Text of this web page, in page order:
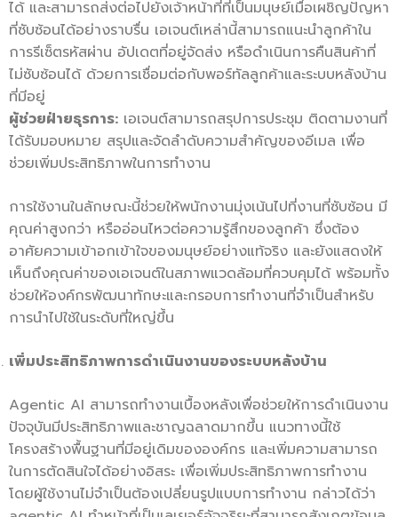
ได้ และสามารถส่งต่อไปยังเจ้าหน้าที่ที่เป็นมนุษย์เมื่อเผชิญปัญหา
ที่ซับซ้อนได้อย่างราบรื่น เอเจนต์เหล่านี้สามารถแนะนำลูกค้าใน
การรีเซ็ตรหัสผ่าน อัปเดตที่อยู่จัดส่ง หรือดำเนินการคืนสินค้าที่
ไม่ซับซ้อนได้ ด้วยการเชื่อมต่อกับพอร์ทัลลูกค้าและระบบหลังบ้าน
ที่มีอยู่
ผู้ช่วยฝ่ายธุรการ: เอเจนต์สามารถสรุปการประชุม ติดตามงานที่
ได้รับมอบหมาย สรุปและจัดลำดับความสำคัญของอีเมล เพื่อ
ช่วยเพิ่มประสิทธิภาพในการทำงาน
การใช้งานในลักษณะนี้ช่วยให้พนักงานมุ่งเน้นไปที่งานที่ซับซ้อน มี
คุณค่าสูงกว่า หรืออ่อนไหวต่อความรู้สึกของลูกค้า ซึ่งต้อง
อาศัยความเข้าอกเข้าใจของมนุษย์อย่างแท้จริง และยังแสดงให้
เห็นถึงคุณค่าของเอเจนต์ในสภาพแวดล้อมที่ควบคุมได้ พร้อมทั้ง
ช่วยให้องค์กรพัฒนาทักษะและกรอบการทำงานที่จำเป็นสำหรับ
การนำไปใช้ในระดับที่ใหญ่ขึ้น
เพิ่มประสิทธิภาพการดำเนินงานของระบบหลังบ้าน
Agentic AI สามารถทำงานเบื้องหลังเพื่อช่วยให้การดำเนินงาน
ปัจจุบันมีประสิทธิภาพและชาญฉลาดมากขึ้น แนวทางนี้ใช้
โครงสร้างพื้นฐานที่มีอยู่เดิมขององค์กร และเพิ่มความสามารถ
ในการตัดสินใจได้อย่างอิสระ เพื่อเพิ่มประสิทธิภาพการทำงาน
โดยผู้ใช้งานไม่จำเป็นต้องเปลี่ยนรูปแบบการทำงาน กล่าวได้ว่า